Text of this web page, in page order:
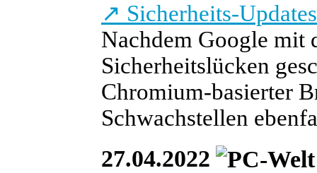
↗ Sicherheits-
Nachdem Google mit
Sicherheitslücken
Chromium-basierter
Schwachstellen
27.04.2022